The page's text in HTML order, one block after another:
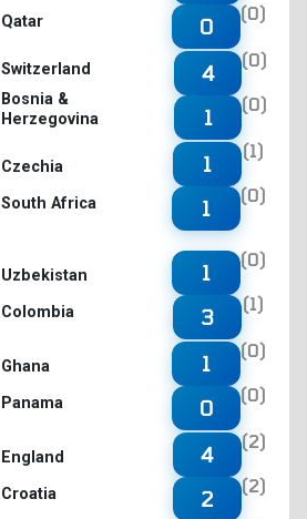
Qatar
0
(0)
Switzerland
Bosnia &
Herzegovina
4
(0)
1
(0)
Czechia
South Africa
1
(1)
1
(0)
Uzbekistan
Colombia
1
(0)
3
(1)
Ghana
Panama
1
(0)
0
(0)
England
Croatia
4
(2)
2
(2)